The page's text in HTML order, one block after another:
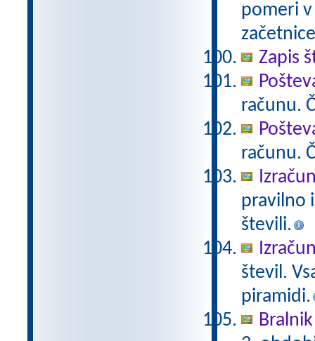
pomeri
Zapis
računu.
računu.
pravilno
števili.
števil.
piramidi.